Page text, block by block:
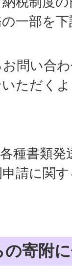
一部を
問い合
ただく
種書類
請に関
寄附